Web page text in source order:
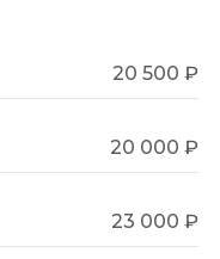
20 500 ₽
20 000 ₽
23 000 ₽